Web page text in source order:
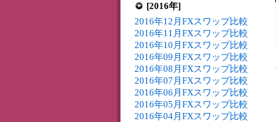
[2016年]
2016年12月FXスワップ比較
2016年11月FXスワップ比較
2016年10月FXスワップ比較
2016年09月FXスワップ比較
2016年08月FXスワップ比較
2016年07月FXスワップ比較
2016年06月FXスワップ比較
2016年05月FXスワップ比較
2016年04月FXスワップ比較